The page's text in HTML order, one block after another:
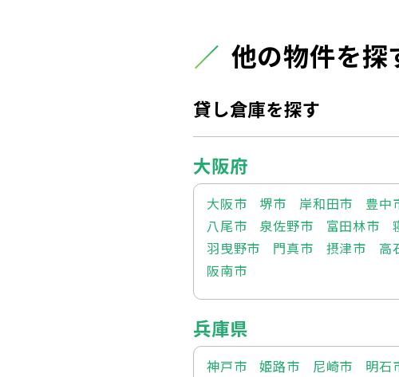
他の物件を探
貸し倉庫を探す
大阪府
大阪市 堺市 岸和田市 豊中
八尾市
泉佐野市 富田林市
羽曳野市
門真市 摂津市 高
阪南市
兵庫県
神戸市 姫路市 尼崎市 明石